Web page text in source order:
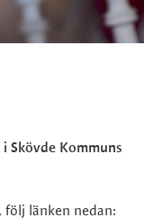
Skövde Kommuns
länken nedan: